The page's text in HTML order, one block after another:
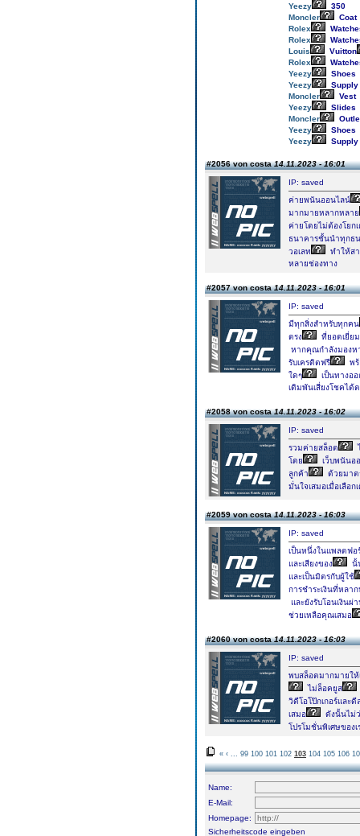
Yeezy
350
Moncler
Coat
Rolex
Rolex
Louis
Vuitton
Rolex
Yeezy
Shoes
Yeezy
Supply
Moncler
Vest
Yeezy
Slides
Moncler
Yeezy
Shoes
Yeezy
Supply
#2056 von costa14.11.2023 - 16:01
IP: saved
ค่ายพนันออนไลน์
มากมายหลากหลาย
ค่ายโดยไม่ต้องโยก
ธนาคารชั้นนำทุกธ
วอเลท
ทำให้สา
หลายช่องทาง
#2057 von costa14.11.2023 - 16:01
IP: saved
มีทุกสิ่งสำหรับทุกคน
ตรง
ที่ยอดเยี่ยม
หากคุณกำลังมองห
รับเครดิตฟรี
พ
ใดๆ
เป็นทางอ
เดิมพันเสี่ยงโชคได้
#2058 von costa14.11.2023 - 16:02
IP: saved
รวมค่ายสล็อต
โดย
เว็บพนันอ
ลูกค้า
ด้วยมาต
มั่นใจเสมอเมื่อเลือ
#2059 von costa14.11.2023 - 16:03
IP: saved
เป็นหนึ่งในแพลตฟอ
และเสียงของ
นั้
และเป็นมิตรกับผู้ใช้
การชำระเงินที่หลา
และยังรับโอนเงินผ่
ช่วยเหลือคุณเสมอ
#2060 von costa14.11.2023 - 16:03
IP: saved
พบสล็อตมากมายให้
ไม่ล็อคยูส
วิดีโอโป๊กเกอร์และดี
เสมอ
ดังนั้นไม่
โปรโมชั่นพิเศษของเ
« ‹ 99 100 101 102 103 104 105 106
Name:
E-Mail:
Homepage:
Sicherheitscode eingeben